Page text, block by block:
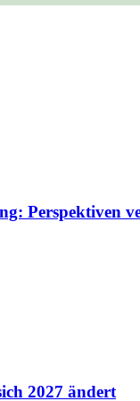
Perspektiven
2027 ändert